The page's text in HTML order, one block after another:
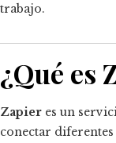
trabajo.
¿Qué es
Zapier es un
conectar